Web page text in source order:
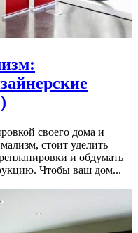
своего дома и
стоит уделить
и обдумать
Чтобы ваш дом...